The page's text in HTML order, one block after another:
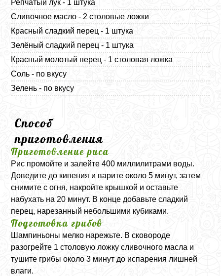
Репчатый лук - 1 штука
Сливочное масло - 2 столовые ложки
Красный сладкий перец - 1 штука
Зелёный сладкий перец - 1 штука
Красный молотый перец - 1 столовая ложка
Соль - по вкусу
Зелень - по вкусу
Способ
приготовления
Приготовление риса
Рис промойте и залейте 400 миллилитрами воды.
Доведите до кипения и варите около 5 минут, затем
снимите с огня, накройте крышкой и оставьте
набухать на 20 минут. В конце добавьте сладкий
перец, нарезанный небольшими кубиками.
Подготовка грибов
Шампиньоны мелко нарежьте. В сковороде
разогрейте 1 столовую ложку сливочного масла и
тушите грибы около 3 минут до испарения лишней
влаги.